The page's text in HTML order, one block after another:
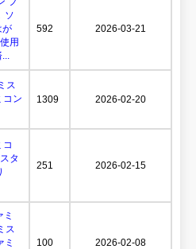
ソ
が
用
592 2026-03-21
ス
ン
1309 2026-02-20
コ
タ
251 2026-02-15
ミ
ス
ミ
100 2026-02-08